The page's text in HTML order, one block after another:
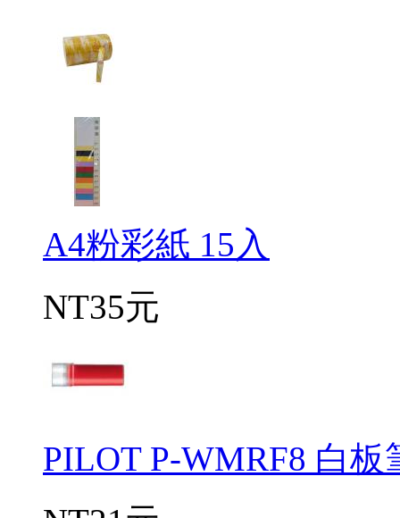
A4粉彩紙 15入
NT35元
PILOT P-WMRF8 白板